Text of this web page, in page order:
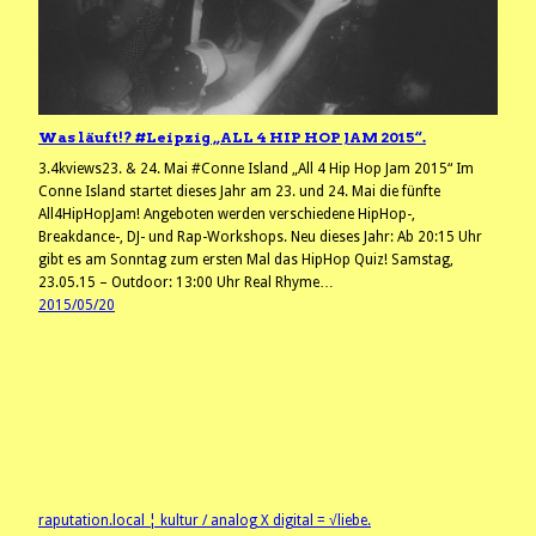
Was läuft!? #Leipzig „ALL 4 HIP HOP JAM 2015“.
3.4kviews23. & 24. Mai #Conne Island „All 4 Hip Hop Jam 2015“ Im
Conne Island startet dieses Jahr am 23. und 24. Mai die fünfte
All4HipHopJam! Angeboten werden verschiedene HipHop-,
Breakdance-, DJ- und Rap-Workshops. Neu dieses Jahr: Ab 20:15 Uhr
gibt es am Sonntag zum ersten Mal das HipHop Quiz! Samstag,
23.05.15 – Outdoor: 13:00 Uhr Real Rhyme…
2015/05/20
raputation.local ¦ kultur / analog X digital = √liebe.